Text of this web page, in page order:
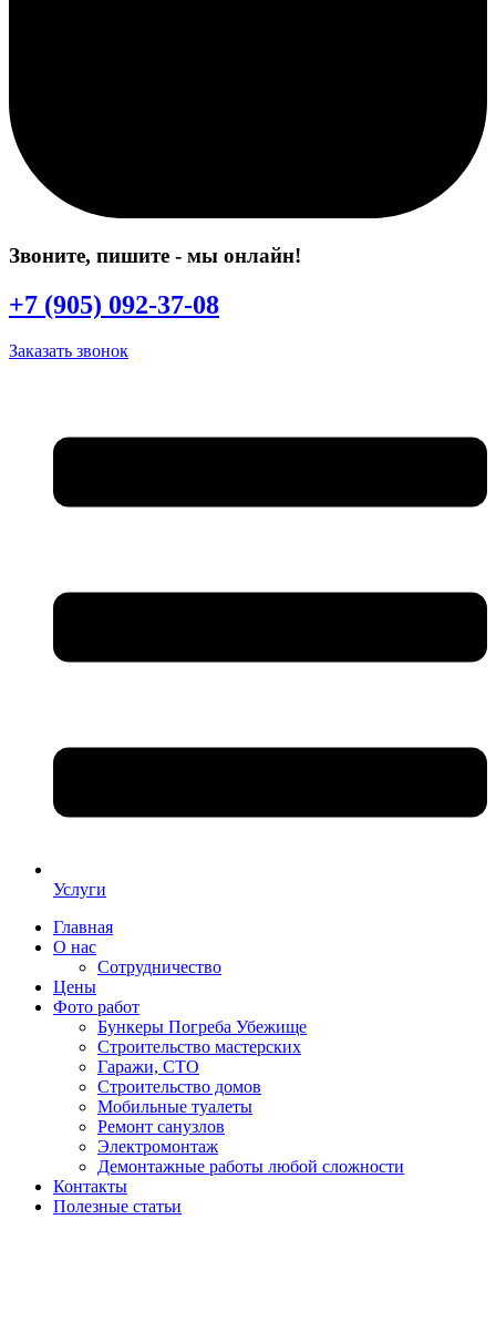
Звоните, пишите - мы онлайн!
+7 (905) 092-37-08
Заказать звонок
Услуги
Главная
О нас
Сотрудничество
Цены
Фото работ
Бункеры Погреба Убежище
Строительство мастерских
Гаражи, СТО
Строительство домов
Мобильные туалеты
Ремонт санузлов
Электромонтаж
Демонтажные работы любой сложности
Контакты
Полезные статьи